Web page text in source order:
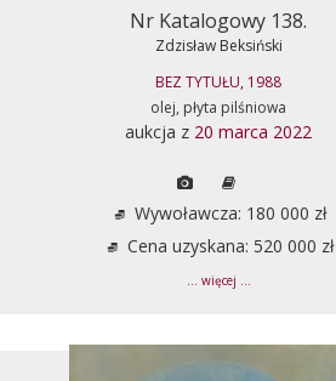
Nr Katalogowy 138.
Zdzisław Beksiński
BEZ TYTUŁU, 1988
olej, płyta pilśniowa
aukcja z 20 marca 2022
Wywoławcza: 180 000 zł
Cena uzyskana: 520 000 zł
... więcej ...